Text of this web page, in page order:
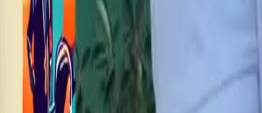
Super, dass du zum Face to Face kommst.